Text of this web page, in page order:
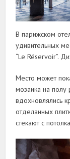
В парижском
удивительных
“Le Réservoir”.
Место может
мозаика на полу
вдохновлялись
отделанных
стекают с